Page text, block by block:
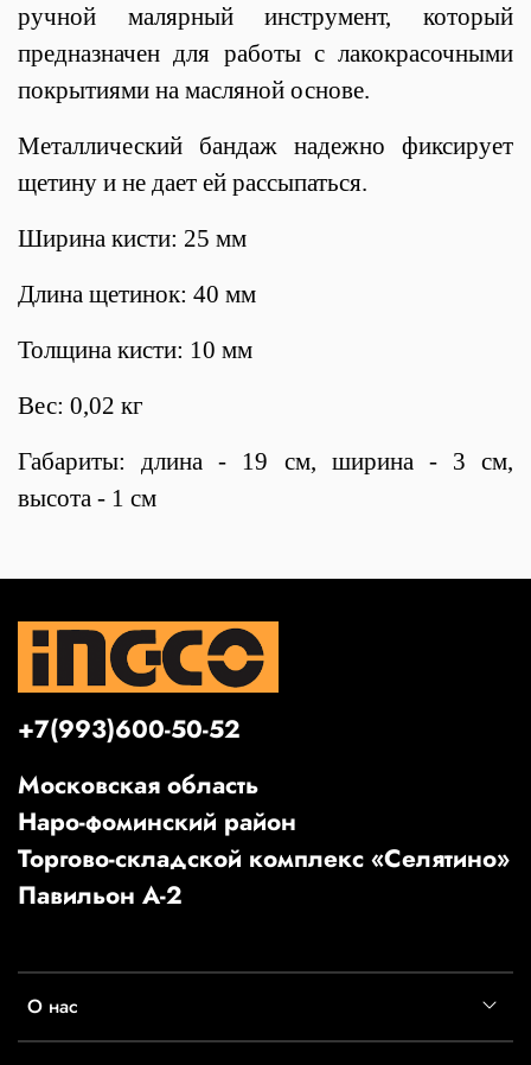
ручной малярный инструмент, который
предназначен для работы с лакокрасочными
покрытиями на масляной основе.
Металлический бандаж надежно фиксирует
щетину и не дает ей рассыпаться.
Ширина кисти: 25 мм
Длина щетинок: 40 мм
Толщина кисти: 10 мм
Вес: 0,02 кг
Габариты: длина - 19 см, ширина - 3 см,
высота - 1 см
О нас
+7(993)600-50-52
Московская область
Наро-фоминский район
Торгово-складской комплекс «Селятино»
Павильон А-2